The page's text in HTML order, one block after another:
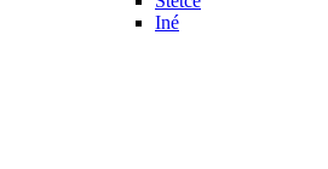
Iné